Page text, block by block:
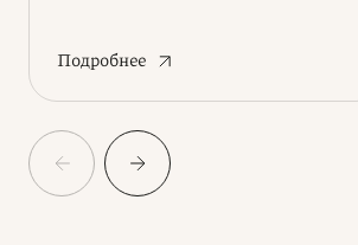
Подробнее